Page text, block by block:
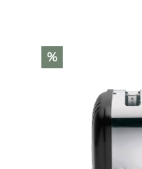
Produktgalerie
%